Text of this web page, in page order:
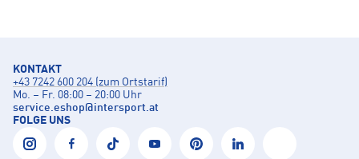
KONTAKT
+43 7242 600 204 (zum Ortstarif)
Mo. – Fr. 08:00 – 20:00 Uhr
service.eshop@intersport.at
FOLGE UNS